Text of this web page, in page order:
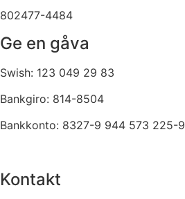
802477-4484
Ge en gåva
Swish: 123 049 29 83
Bankgiro: 814-8504
Bankkonto: 8327-9 944 573 225-9
Kontakt